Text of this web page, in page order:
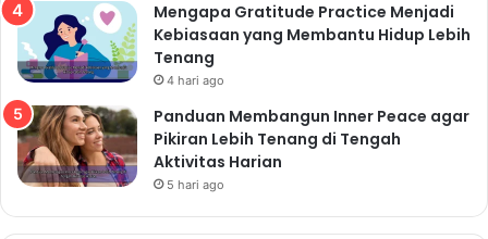
Mengapa Gratitude Practice Menjadi
Kebiasaan yang Membantu Hidup Lebih
Tenang
4 hari ago
Panduan Membangun Inner Peace agar
Pikiran Lebih Tenang di Tengah
Aktivitas Harian
5 hari ago